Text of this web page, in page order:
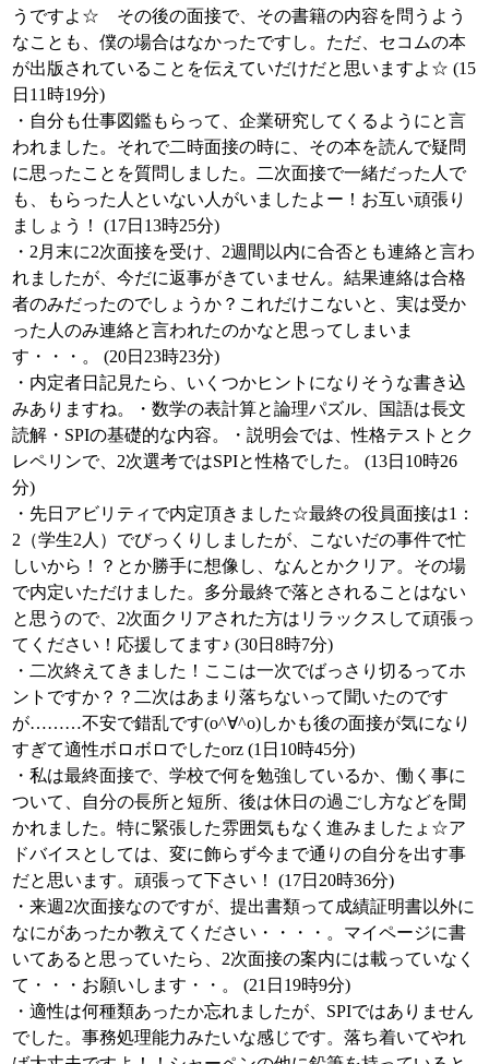
うですよ☆ その後の面接で、その書籍の内容を問うよう
なことも、僕の場合はなかったですし。ただ、セコムの本
が出版されていることを伝えていだけだと思いますよ☆ (15
日11時19分)
・自分も仕事図鑑もらって、企業研究してくるようにと言
われました。それで二時面接の時に、その本を読んで疑問
に思ったことを質問しました。二次面接で一緒だった人で
も、もらった人といない人がいましたよー！お互い頑張り
ましょう！ (17日13時25分)
・2月末に2次面接を受け、2週間以内に合否とも連絡と言わ
れましたが、今だに返事がきていません。結果連絡は合格
者のみだったのでしょうか？これだけこないと、実は受か
った人のみ連絡と言われたのかなと思ってしまいま
す・・・。 (20日23時23分)
・内定者日記見たら、いくつかヒントになりそうな書き込
みありますね。・数学の表計算と論理パズル、国語は長文
読解・SPIの基礎的な内容。・説明会では、性格テストとク
レペリンで、2次選考ではSPIと性格でした。 (13日10時26
分)
・先日アビリティで内定頂きました☆最終の役員面接は1：
2（学生2人）でびっくりしましたが、こないだの事件で忙
しいから！？とか勝手に想像し、なんとかクリア。その場
で内定いただけました。多分最終で落とされることはない
と思うので、2次面クリアされた方はリラックスして頑張っ
てください！応援してます♪ (30日8時7分)
・二次終えてきました！ここは一次でばっさり切るってホ
ントですか？？二次はあまり落ちないって聞いたのです
が………不安で錯乱です(o^∀^o)しかも後の面接が気になり
すぎて適性ボロボロでしたorz (1日10時45分)
・私は最終面接で、学校で何を勉強しているか、働く事に
ついて、自分の長所と短所、後は休日の過ごし方などを聞
かれました。特に緊張した雰囲気もなく進みましたょ☆ア
ドバイスとしては、変に飾らず今まで通りの自分を出す事
だと思います。頑張って下さい！ (17日20時36分)
・来週2次面接なのですが、提出書類って成績証明書以外に
なにがあったか教えてください・・・・。マイページに書
いてあると思っていたら、2次面接の案内には載っていなく
て・・・お願いします・・。 (21日19時9分)
・適性は何種類あったか忘れましたが、SPIではありません
でした。事務処理能力みたいな感じです。落ち着いてやれ